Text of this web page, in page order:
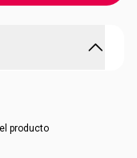
que te invitan a
producto